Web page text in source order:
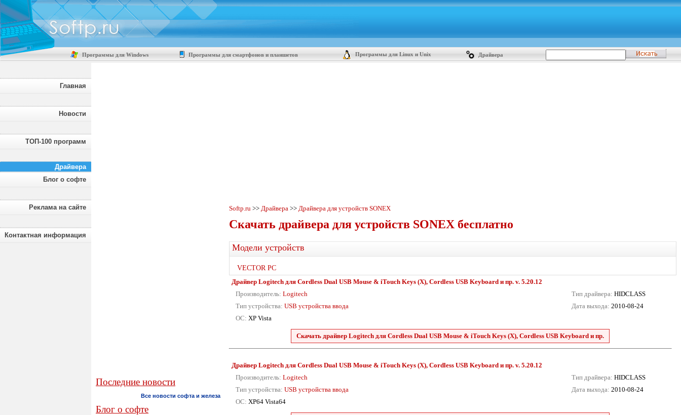
Программы для Windows Программы для смартфонов и планшетов Программы для Linux и Unix Драйвера
Главная
Новости
ТОП-100 программ
Драйвера
Блог о софте
Реклама на сайте
Контактная информация
Последние новости
Все новости софта и железа
Блог о софте
Softp.ru >> Драйвера >> Драйвера для устройств SONEX
Скачать драйвера для устройств SONEX бесплатно
Модели устройств
VECTOR PC
Драйвер Logitech для Cordless Dual USB Mouse & iTouch Keys (X), Cordless USB Keyboard и пр. v. 5.20.12
Производитель: Logitech
Тип устройства: USB устройства ввода
ОС: XP Vista
Тип драйвера: HIDCLASS
Дата выхода: 2010-08-24
Скачать драйвер Logitech для Cordless Dual USB Mouse & iTouch Keys (X), Cordless USB Keyboard и пр.
Драйвер Logitech для Cordless Dual USB Mouse & iTouch Keys (X), Cordless USB Keyboard и пр. v. 5.20.12
Производитель: Logitech
Тип устройства: USB устройства ввода
ОС: XP64 Vista64
Тип драйвера: HIDCLASS
Дата выхода: 2010-08-24